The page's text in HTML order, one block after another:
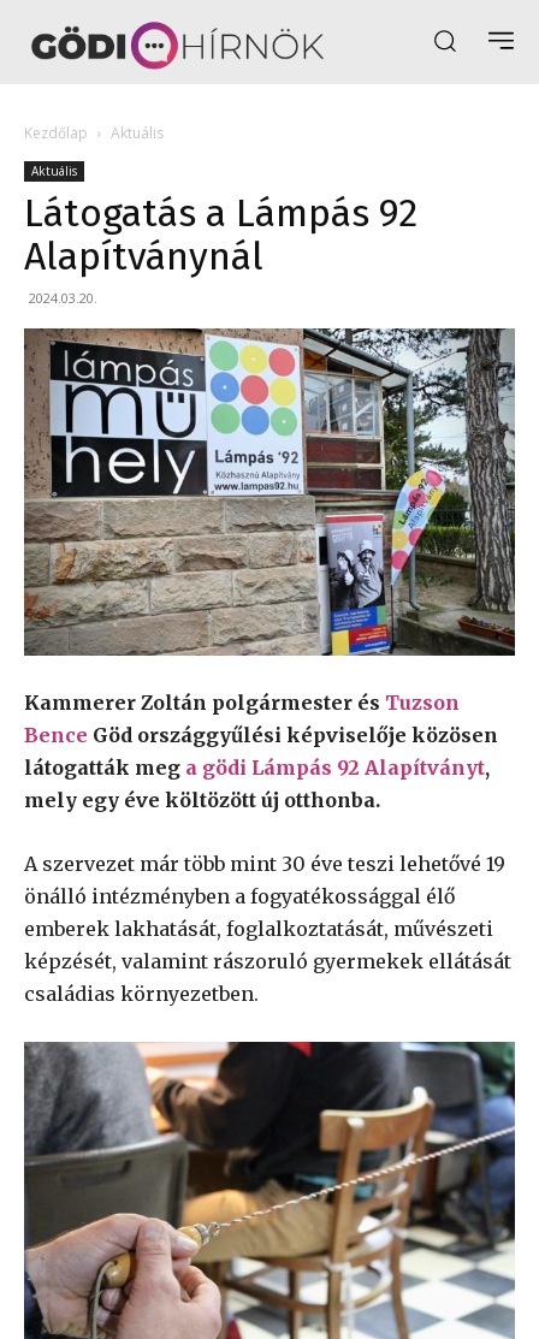
Kezdőlap Aktuális
Aktuális
Látogatás a Lámpás 92
Alapítványnál
2024.03.20.
Kammerer Zoltán polgármester és Tuzson
Bence Göd országgyűlési képviselője közösen
látogatták meg a gödi Lámpás 92 Alapítványt,
mely egy éve költözött új otthonba.
A szervezet már több mint 30 éve teszi lehetővé 19
önálló intézményben a fogyatékossággal élő
emberek lakhatását, foglalkoztatását, művészeti
képzését, valamint rászoruló gyermekek ellátását
családias környezetben.